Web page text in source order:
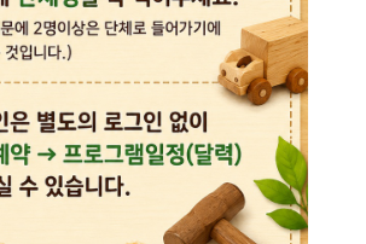
부터 숲체험 교육까지
한 경험을 할 수 있는